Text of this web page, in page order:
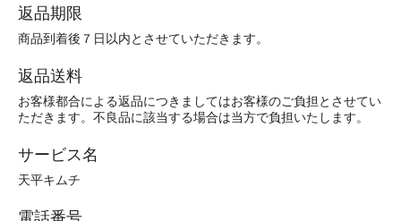
返品期限
商品到着後７日以内とさせていただきます。
返品送料
お客様都合による返品につきましてはお客様のご負担とさせてい
ただきます。不良品に該当する場合は当方で負担いたします。
サービス名
天平キムチ